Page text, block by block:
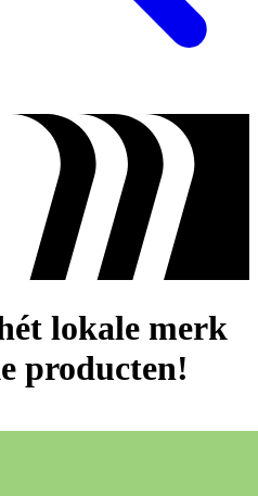
lokale merk
producten!